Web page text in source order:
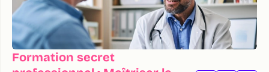
Formation secret